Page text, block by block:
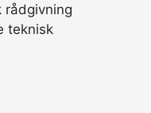
rådgivning
teknisk